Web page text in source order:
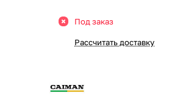
Под заказ
Рассчитать доставку
любого банка